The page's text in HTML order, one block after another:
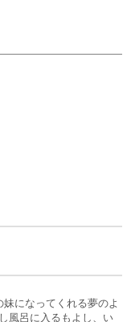
になってくれる夢のよ
風呂に入るもよし、い